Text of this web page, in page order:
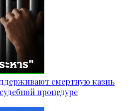
смертную казнь
процедуре